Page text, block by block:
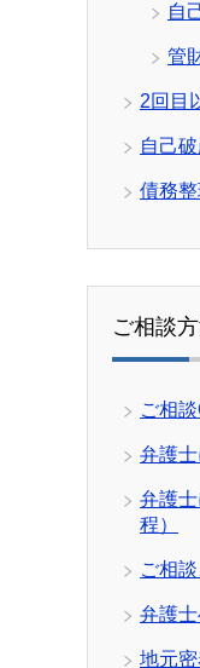
自
管
2回目
自己
債務
ご相談
ご相
弁護
弁護
程）
ご相
弁護
地元